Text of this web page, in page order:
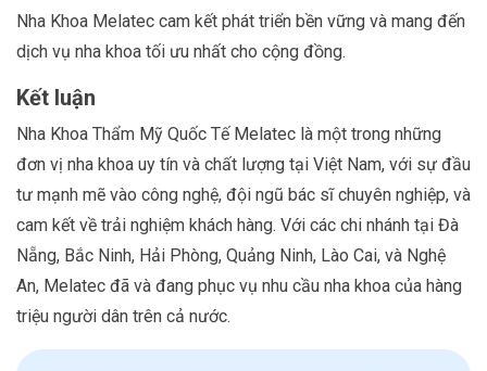
Nha Khoa Melatec cam kết phát triển bền vững và mang đến
dịch vụ nha khoa tối ưu nhất cho cộng đồng.
Kết luận
Nha Khoa Thẩm Mỹ Quốc Tế Melatec là một trong những
đơn vị nha khoa uy tín và chất lượng tại Việt Nam, với sự đầu
tư mạnh mẽ vào công nghệ, đội ngũ bác sĩ chuyên nghiệp, và
cam kết về trải nghiệm khách hàng. Với các chi nhánh tại Đà
Nẵng, Bắc Ninh, Hải Phòng, Quảng Ninh, Lào Cai, và Nghệ
An, Melatec đã và đang phục vụ nhu cầu nha khoa của hàng
triệu người dân trên cả nước.